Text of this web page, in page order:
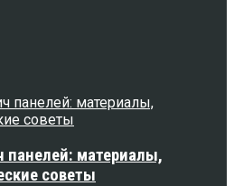
панелей: материалы,
советы